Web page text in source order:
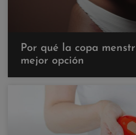
Por qué la copa
mejor opción